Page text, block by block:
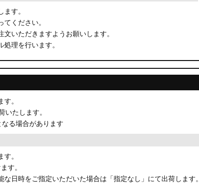
す。
ください。
いただきますようお願いします。
理を行います。
。
いたします。
る場合があります
。
す。
な日時をご指定いただいた場合は「指定なし」にて出荷します。